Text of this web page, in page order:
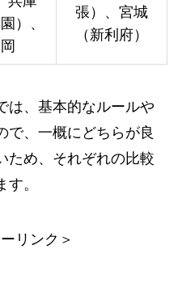
）、
張）、宮城
（新利府）
は、基本的なルールや
で、一概にどちらが良
ため、それぞれの比較
。
リンク＞